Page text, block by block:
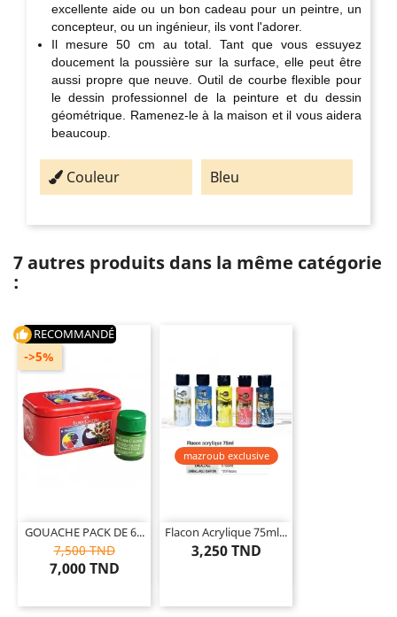
excellente aide ou un bon cadeau pour un peintre, un
concepteur, ou un ingénieur, ils vont l'adorer.
Il mesure 50 cm au total. Tant que vous essuyez
doucement la poussière sur la surface, elle peut être
aussi propre que neuve. Outil de courbe flexible pour
le dessin professionnel de la peinture et du dessin
géométrique. Ramenez-le à la maison et il vous aidera
beaucoup.
Couleur Bleu
7 autres produits dans la même catégorie
:
thumb_up RECOMMANDÉ
GOUACHE PACK DE 6...
7,500 TND
7,000 TND
->5%
Flacon Acrylique 75ml...
3,250 TND
mazroub exclusive